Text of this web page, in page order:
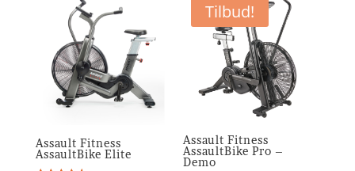
Assault Fitness
AssaultBike Elite
Tilbud!
Assault Fitness
AssaultBike Pro –
Demo